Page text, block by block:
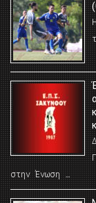
στην Ένωση …